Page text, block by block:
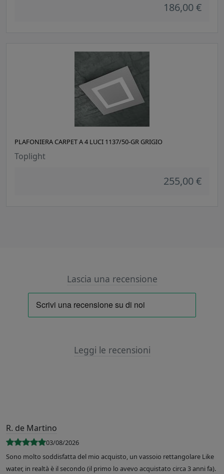
186,00 €
PLAFONIERA CARPET A 4 LUCI 1137/50-GR GRIGIO
Toplight
255,00 €
Lascia una recensione
Leggi le recensioni
R. de Martino
03/08/2026
Sono molto soddisfatta del mio acquisto, un vassoio rettangolare Like
water, in realtà è il secondo (il primo lo avevo acquistato circa 3 anni fa).